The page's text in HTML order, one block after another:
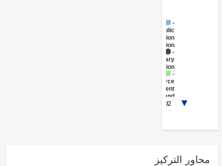
Administration
- Education
Education
Workforce
Development
Vocational
التركيز